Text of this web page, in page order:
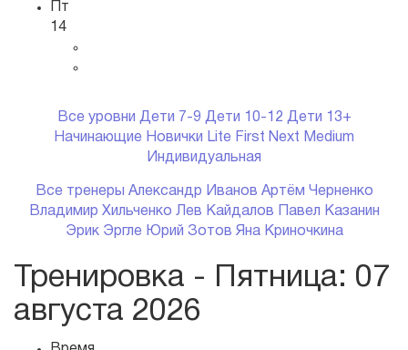
Пт
14
Все уровни Дети 7-9 Дети 10-12 Дети 13+
Начинающие Новички Lite First Next Medium
Индивидуальная
Все тренеры Александр Иванов Артём Черненко
Владимир Хильченко Лев Кайдалов
Павел Казанин
Эрик Эргле Юрий Зотов Яна Криночкина
Тренировка - Пятница: 07
августа 2026